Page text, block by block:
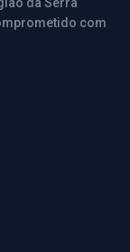
da Serra
com